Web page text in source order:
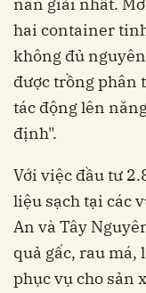
hai container
không đủ
được trồng phân
tác động lên
định".
Với việc đầu tư
liệu sạch tại các
An và Tây
quả gấc, rau má,
phục vụ cho sản